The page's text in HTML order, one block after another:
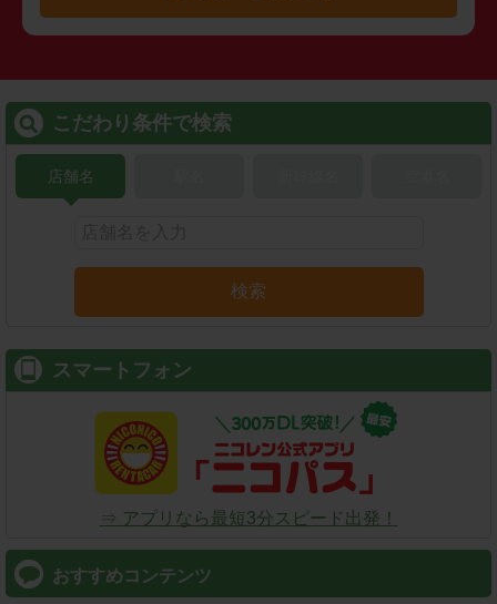
こだわり条件で検索
店舗名
検索
スマートフォン
⇒ アプリなら最短3分スピード出発！
おすすめコンテンツ